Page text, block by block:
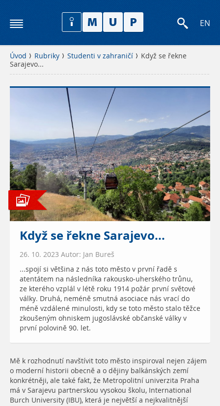
EN
Úvod Rubriky Studenti v zahraničí
Když se řekne
Sarajevo...
Když se řekne Sarajevo...
26. 10. 2023 Autor: Jan Bureš
...spojí si většina z nás toto město v první řadě s
atentátem na následníka rakousko-uherského trůnu,
ze kterého vzplál v létě roku 1914 požár první světové
války. Druhá, neméně smutná asociace nás vrací do
méně vzdálené minulosti, kdy se toto město stalo těžce
zkoušeným ohniskem jugoslávské občanské války v
první polovině 90. let.
Mě k rozhodnutí navštívit toto město inspiroval nejen zájem
o moderní historii obecně a o dějiny balkánských zemí
konkrétněji, ale také fakt, že Metropolitní univerzita Praha
má v Sarajevu partnerskou vysokou školu, International
Burch University (IBU), která je největší a nejkvalitnější